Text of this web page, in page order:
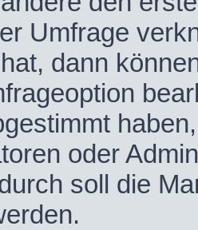
Umfrage
dann
oder
soll die